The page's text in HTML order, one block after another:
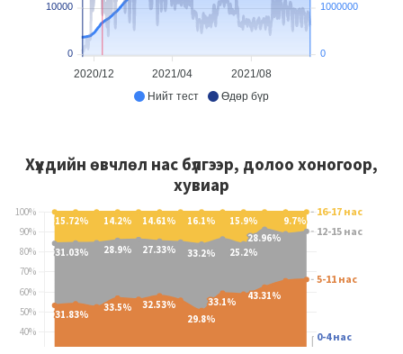
Нийт тест Өдөр бүр
2020/12 2021/04 2021/08
1000000
0
10000
0